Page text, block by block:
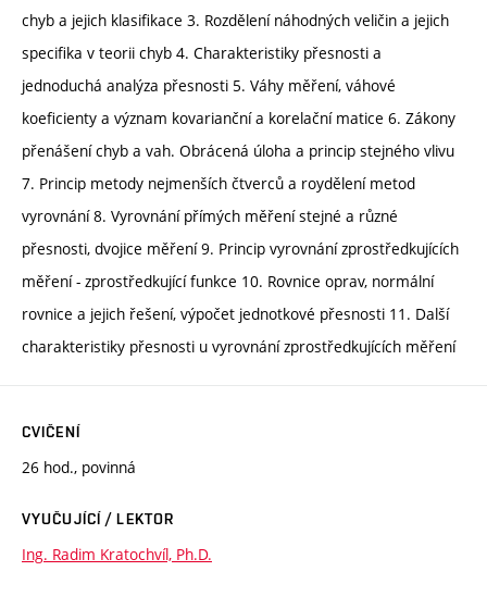
chyb a jejich klasifikace 3. Rozdělení náhodných veličin a jejich
specifika v teorii chyb 4. Charakteristiky přesnosti a
jednoduchá analýza přesnosti 5. Váhy měření, váhové
koeficienty a význam kovarianční a korelační matice 6. Zákony
přenášení chyb a vah. Obrácená úloha a princip stejného vlivu
7. Princip metody nejmenších čtverců a roydělení metod
vyrovnání 8. Vyrovnání přímých měření stejné a různé
přesnosti, dvojice měření 9. Princip vyrovnání zprostředkujících
měření - zprostředkující funkce 10. Rovnice oprav, normální
rovnice a jejich řešení, výpočet jednotkové přesnosti 11. Další
charakteristiky přesnosti u vyrovnání zprostředkujících měření
CVIČENÍ
26 hod., povinná
VYUČUJÍCÍ / LEKTOR
Ing. Radim Kratochvíl, Ph.D.